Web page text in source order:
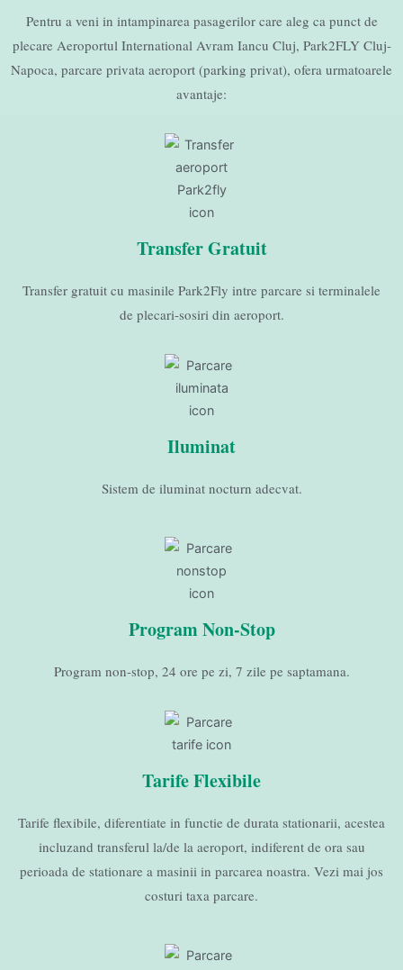
Pentru a veni in intampinarea pasagerilor care aleg ca punct de
plecare Aeroportul International Avram Iancu Cluj, Park2FLY Cluj-
Napoca, parcare privata aeroport (parking privat), ofera urmatoarele
avantaje:
Transfer Gratuit
Transfer gratuit cu masinile Park2Fly intre parcare si terminalele
de plecari-sosiri din aeroport.
Iluminat
Sistem de iluminat nocturn adecvat.
Program Non-Stop
Program non-stop, 24 ore pe zi, 7 zile pe saptamana.
Tarife Flexibile
Tarife flexibile, diferentiate in functie de durata stationarii, acestea
incluzand transferul la/de la aeroport, indiferent de ora sau
perioada de stationare a masinii in parcarea noastra. Vezi mai jos
costuri taxa parcare.